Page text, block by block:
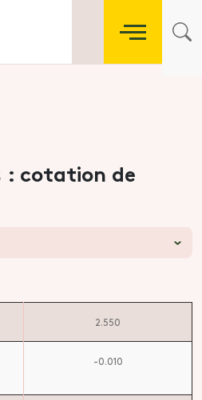
: cotation de
2.550
-0.010